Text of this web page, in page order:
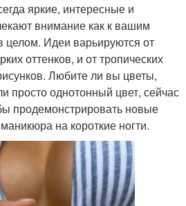
яркие, интересные и
внимание как к вашим
целом. Идеи варьируются от
оттенков, и от тропических
Любите ли вы цветы,
просто однотонный цвет, сейчас
продемонстрировать новые
на короткие ногти.